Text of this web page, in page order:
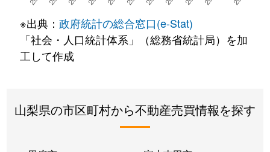
※出典： 政府統計の総合窓口(e-Stat)
「社会・人口統計体系」（総務省統計局）を加
工して作成
山梨県の市区町村から不動産売買情報を探す